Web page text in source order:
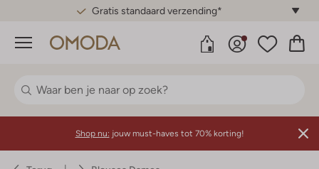
Gratis standaard verzending*
Menu
Shop nu: jouw must-haves tot 70% korting!